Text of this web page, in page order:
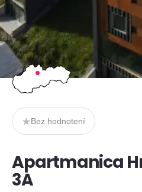
Bez hodnotení
Apartmanica
3A